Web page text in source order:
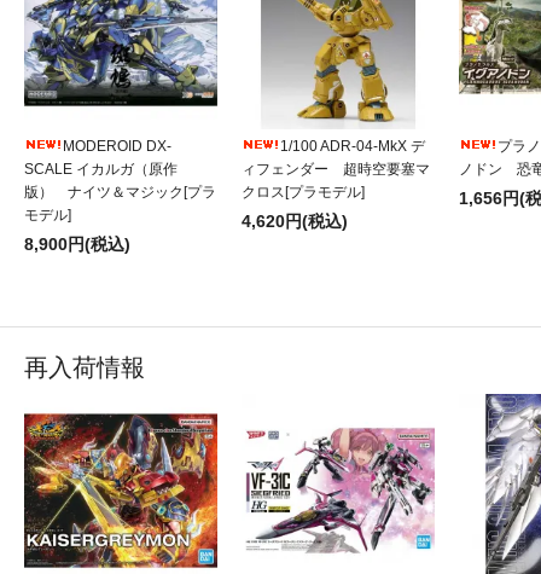
MODEROID DX-
SCALE イカルガ（原作
版） ナイツ＆マジック[プラ
モデル]
8,900円(税込)
1/100 ADR-04-MkX デ
ィフェンダー 超時空要塞マ
クロス[プラモデル]
4,620円(税込)
プラ
ノドン 恐
1,656円(
再入荷情報